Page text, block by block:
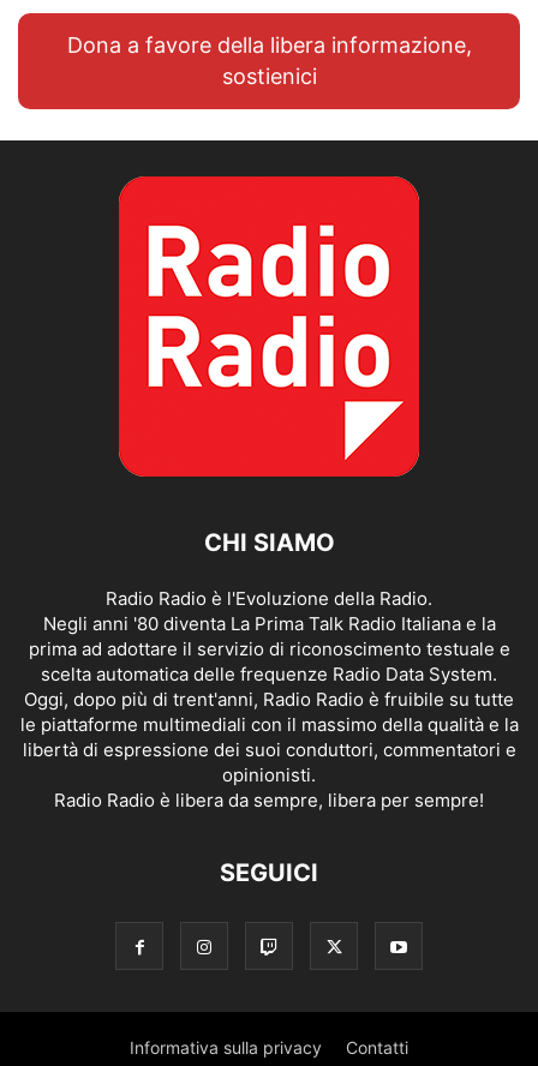
Dona a favore della libera informazione,
sostienici
CHI SIAMO
Radio Radio è l'Evoluzione della Radio.
Negli anni '80 diventa La Prima Talk Radio Italiana e la
prima ad adottare il servizio di riconoscimento testuale e
scelta automatica delle frequenze Radio Data System.
Oggi, dopo più di trent'anni, Radio Radio è fruibile su tutte
le piattaforme multimediali con il massimo della qualità e la
libertà di espressione dei suoi conduttori, commentatori e
opinionisti.
Radio Radio è libera da sempre, libera per sempre!
SEGUICI
Informativa sulla privacy Contatti